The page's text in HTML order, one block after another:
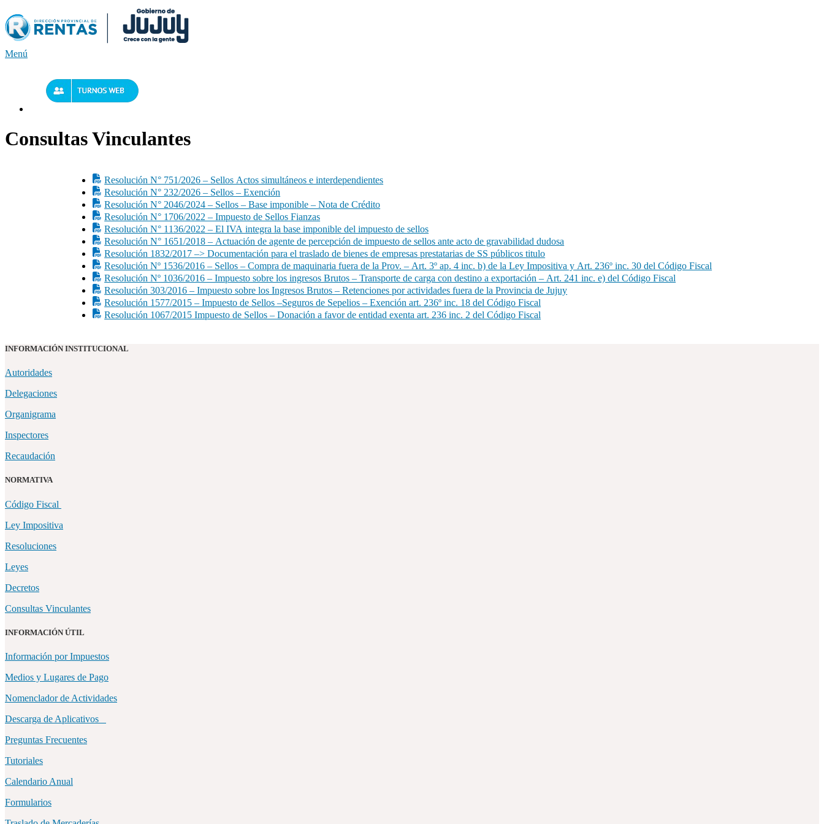
al
contenido
Menú
Consultas Vinculantes
Resolución N° 751/2026 – Sellos Actos simultáneos e interdependientes
Resolución N° 232/2026 – Sellos – Exención
Resolución N° 2046/2024 – Sellos – Base imponible – Nota de Crédito
Resolución N° 1706/2022 – Impuesto de Sellos Fianzas
Resolución N° 1136/2022 – El IVA integra la base imponible del impuesto de sellos
Resolución N° 1651/2018 – Actuación de agente de percepción de impuesto de sellos ante acto de gravabilidad dudosa
Resolución 1832/2017 –> Documentación para el traslado de bienes de empresas prestatarias de SS públicos titulo
Resolución Nº 1536/2016 – Sellos – Compra de maquinaria fuera de la Prov. – Art. 3º ap. 4 inc. b) de la Ley Impositiva y Art. 236º inc. 30 del Código Fiscal
Resolución Nº 1036/2016 – Impuesto sobre los ingresos Brutos – Transporte de carga con destino a exportación – Art. 241 inc. e) del Código Fiscal
Resolución 303/2016 – Impuesto sobre los Ingresos Brutos – Retenciones por actividades fuera de la Provincia de Jujuy
Resolución 1577/2015 – Impuesto de Sellos –Seguros de Sepelios – Exención art. 236º inc. 18 del Código Fiscal
Resolución 1067/2015 Impuesto de Sellos – Donación a favor de entidad exenta art. 236 inc. 2 del Código Fiscal
INFORMACIÓN INSTITUCIONAL
Autoridades
Delegaciones
Organigrama
Inspectores
Recaudación
NORMATIVA
Código Fiscal
Ley Impositiva
Resoluciones
Leyes
Decretos
Consultas Vinculantes
INFORMACIÓN ÚTIL
Información por Impuestos
Medios y Lugares de Pago
Nomenclador de Actividades
Descarga de Aplicativos
Preguntas Frecuentes
Tutoriales
Calendario Anual
Formularios